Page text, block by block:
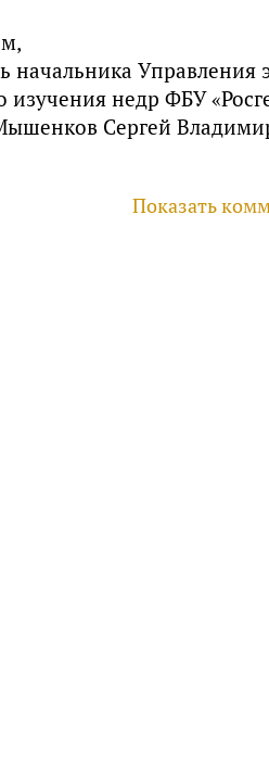
начальника Управления
изучения недр ФБУ
Сергей
Показать
гиперссылка обязательна.